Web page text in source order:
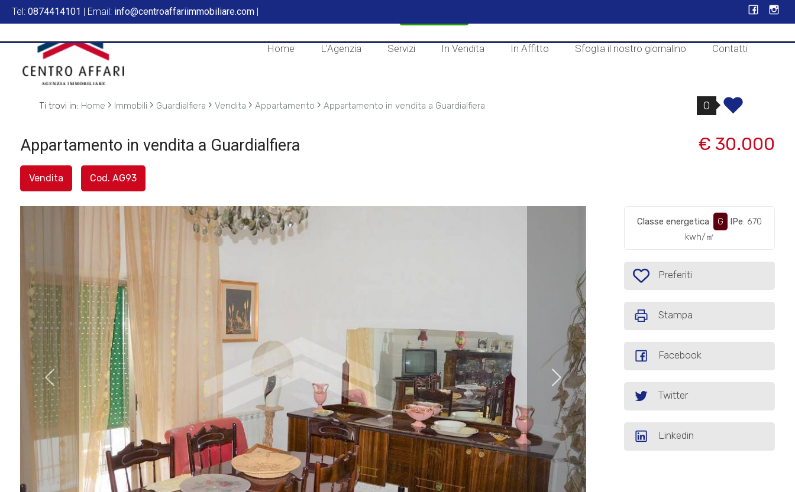
Tel: 0874414101 | Email: info@centroaffariimmobiliare.com |
Home L'Agenzia Servizi In Vendita In Affitto Sfoglia il nostro giornalino Contatti
Ti trovi in: Home › Immobili › Guardialfiera › Vendita › Appartamento › Appartamento in vendita a Guardialfiera 0
Appartamento in vendita a Guardialfiera
Vendita Cod. AG93
€ 30.000
Classe energetica: G IPe: 670
kwh/㎡
Preferiti: Cod. AG93
Preferiti
Stampa
Facebook
Twitter
Linkedin
L'AGENZIA
SERVIZI
NOSTRO
GIORNALINO
CONTATTI
Codice
Vendita
Affitto
Provincia
Comune
Tipologia
multiscelta